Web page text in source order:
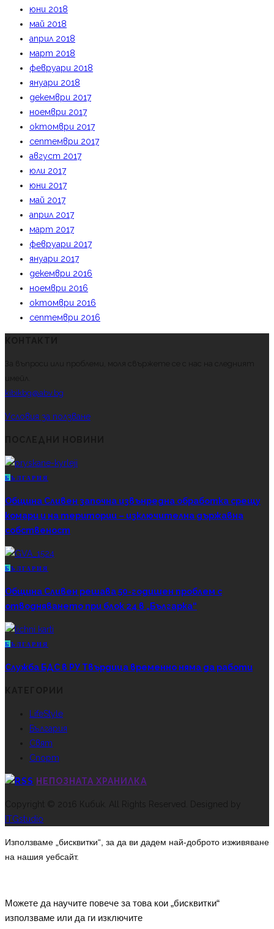
юни 2018
май 2018
април 2018
март 2018
февруари 2018
януари 2018
декември 2017
ноември 2017
октомври 2017
септември 2017
август 2017
юли 2017
юни 2017
май 2017
април 2017
март 2017
февруари 2017
януари 2017
декември 2016
ноември 2016
октомври 2016
септември 2016
За въпроси или проблеми, моля свържете се с нас на следният
имейл.
kibikbg@abv.bg
Условия за ползване
Б ЪЛГАРИЯ
Община Сливен започна извънредна обработка срещу
комари и на територии – изключителна държавна
собственост
Б ЪЛГАРИЯ
Община Сливен решава 50-годишен проблем с
отводняването при блок 24 в „Българка“
Б ЪЛГАРИЯ
Служба БДС в РУ Твърдица временно няма да работи
LifeStyle
България
Свят
Спорт
НЕПОЗНАТА ХРАНИЛКА
Copyright © 2016 Кибик. All Rights Reserved. Designed by
ITGstudio
Използваме „бисквитки“, за да ви дадем най-доброто изживяване
на нашия уебсайт.
Можете да научите повече за това кои „бисквитки“
използваме или да ги изключите